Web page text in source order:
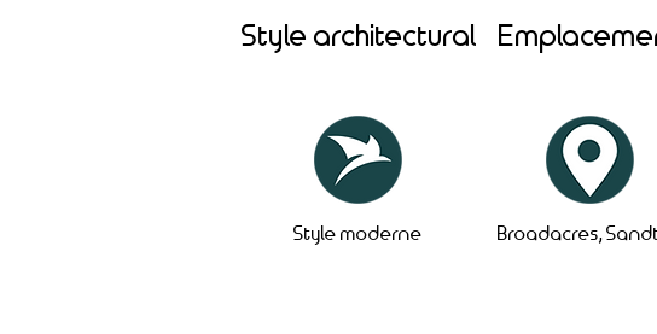
Style architectural
Style moderne Broadacres,